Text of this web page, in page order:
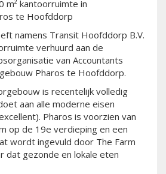
m² kantoorruimte in
te Hoofddorp
namens Transit Hoofddorp B.V.
verhuurd aan de
van Accountants
Pharos te Hoofddorp.
is recentelijk volledig
aan alle moderne eisen
Pharos is voorzien van
op de 19e verdieping en een
wordt ingevuld door The Farm
dat gezonde en lokale eten